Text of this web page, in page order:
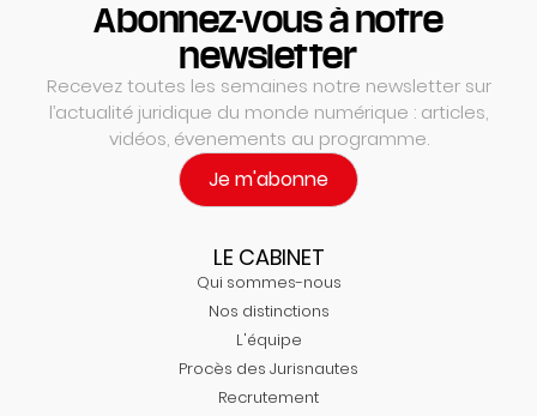
Abonnez-vous à notre
newsletter
Recevez toutes les semaines notre newsletter sur
l’actualité juridique du monde numérique : articles,
vidéos, évenements au programme.
Je m'abonne
LE CABINET
Qui sommes-nous
Nos distinctions
L'équipe
Procès des Jurisnautes
Recrutement